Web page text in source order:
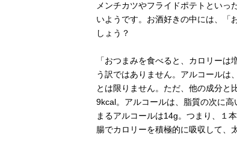
メンチカツやフライドポテトといっ
いようです。お酒好きの中には、「
しょう？
「おつまみを食べると、カロリー
う訳ではありません。アルコールは
とは限りません。ただ、他の成分と
9kcal。アルコールは、脂質の次に
まるアルコールは14g。つまり、１
腸でカロリーを積極的に吸収して、